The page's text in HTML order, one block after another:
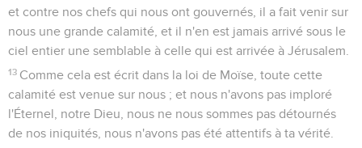
et contre nos chefs qui nous ont gouvernés, il a fait venir sur
nous une grande calamité, et il n'en est jamais arrivé sous le
ciel entier une semblable à celle qui est arrivée à Jérusalem.
13 Comme cela est écrit dans la loi de Moïse, toute cette
calamité est venue sur nous ; et nous n'avons pas imploré
l'Éternel, notre Dieu, nous ne nous sommes pas détournés
de nos iniquités, nous n'avons pas été attentifs à ta vérité.